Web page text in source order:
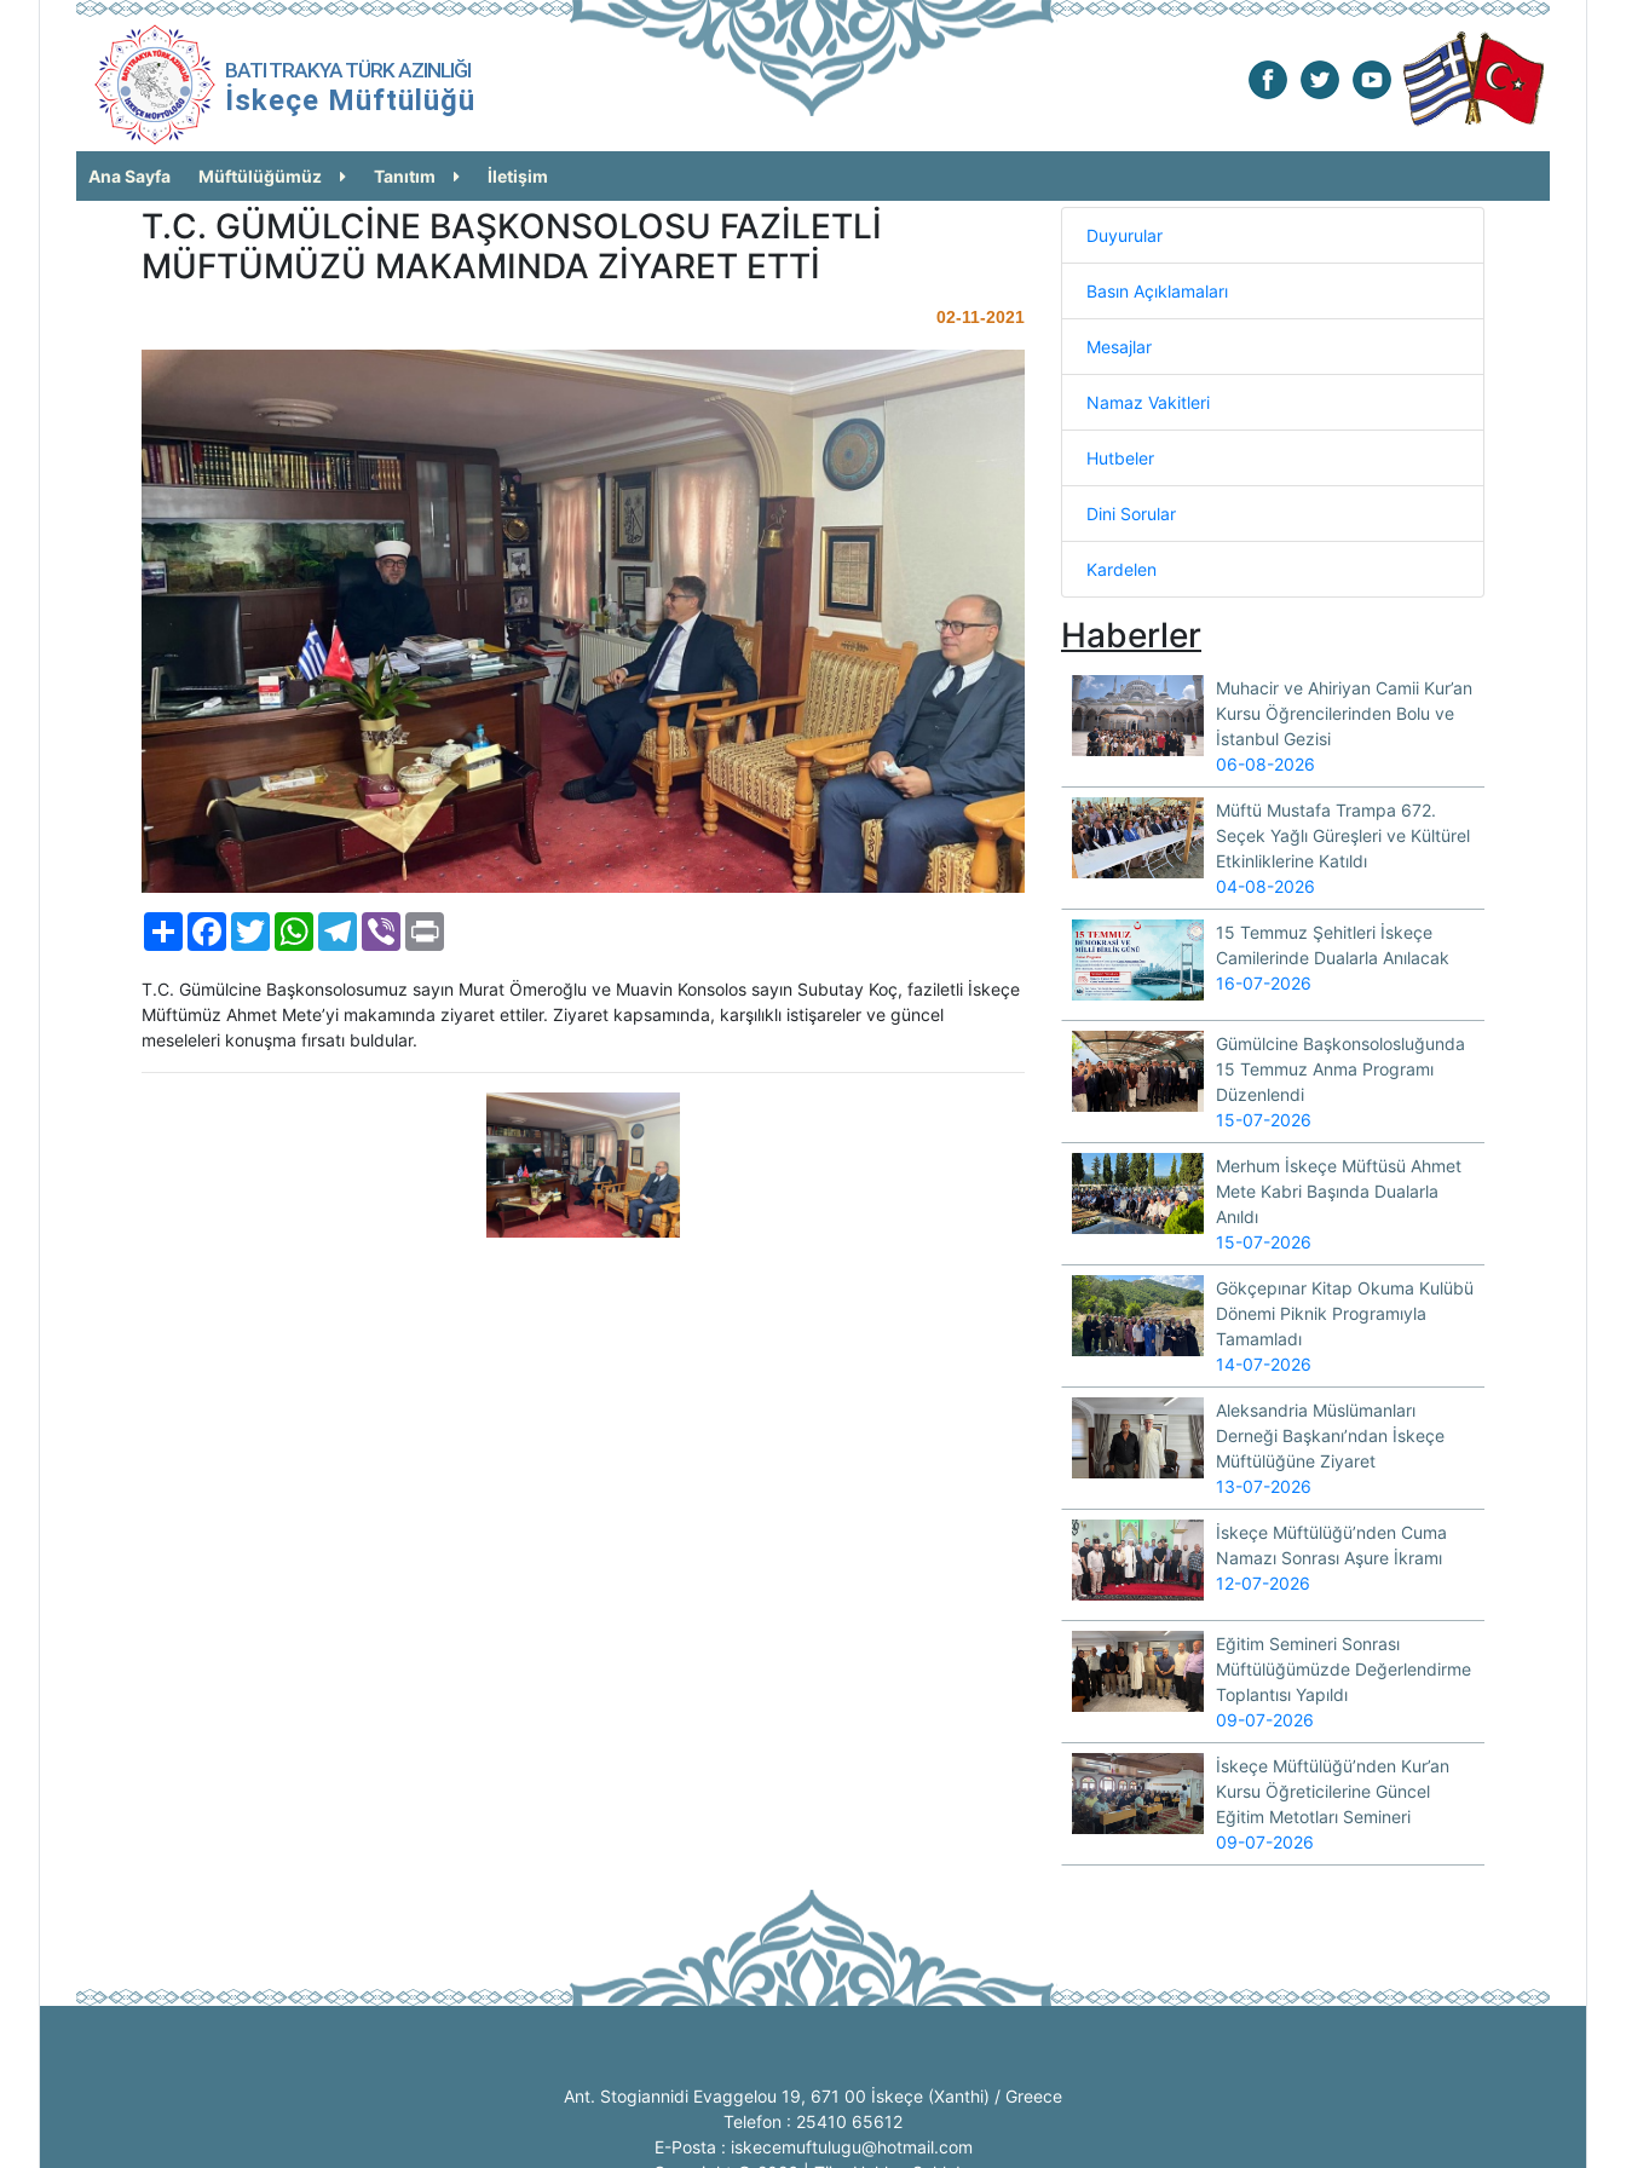
BATI TRAKYA TÜRK AZINLIĞI
İskeçe Müftülüğü
Ana Sayfa Müftülüğümüz Tanıtım İletişim
T.C. GÜMÜLCİNE BAŞKONSOLOSU FAZİLETLİ
MÜFTÜMÜZÜ MAKAMINDA ZİYARET ETTİ
02-11-2021
PaylaşFacebook
TwitterWhatsAppTelegram
Viber
T.C. Gümülcine Başkonsolosumuz sayın Murat Ömeroğlu ve Muavin Konsolos sayın Subutay Koç, faziletli İskeçe
Müftümüz Ahmet Mete’yi makamında ziyaret ettiler. Ziyaret kapsamında, karşılıklı istişareler ve güncel
meseleleri konuşma fırsatı buldular.
Duyurular
Basın Açıklamaları
Mesajlar
Namaz Vakitleri
Hutbeler
Dini Sorular
Kardelen
Haberler
Muhacir ve Ahiriyan Camii Kur’an
Kursu Öğrencilerinden Bolu ve
İstanbul Gezisi
06-08-2026
Müftü Mustafa Trampa 672.
Seçek Yağlı Güreşleri ve Kültürel
Etkinliklerine Katıldı
04-08-2026
15 Temmuz Şehitleri İskeçe
Camilerinde Dualarla Anılacak
16-07-2026
Gümülcine Başkonsolosluğunda
15 Temmuz Anma Programı
Düzenlendi
15-07-2026
Merhum İskeçe Müftüsü Ahmet
Mete Kabri Başında Dualarla
Anıldı
15-07-2026
Gökçepınar Kitap Okuma Kulübü
Dönemi Piknik Programıyla
Tamamladı
14-07-2026
Aleksandria Müslümanları
Derneği Başkanı’ndan İskeçe
Müftülüğüne Ziyaret
13-07-2026
İskeçe Müftülüğü’nden Cuma
Namazı Sonrası Aşure İkramı
12-07-2026
Eğitim Semineri Sonrası
Müftülüğümüzde Değerlendirme
Toplantısı Yapıldı
09-07-2026
İskeçe Müftülüğü’nden Kur’an
Kursu Öğreticilerine Güncel
Eğitim Metotları Semineri
09-07-2026
Ant. Stogiannidi Evaggelou 19, 671 00 İskeçe (Xanthi) / Greece
Telefon : 25410 65612
E-Posta : iskecemuftulugu@hotmail.com